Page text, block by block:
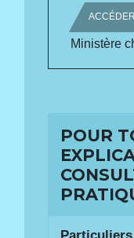
Ministère
POUR